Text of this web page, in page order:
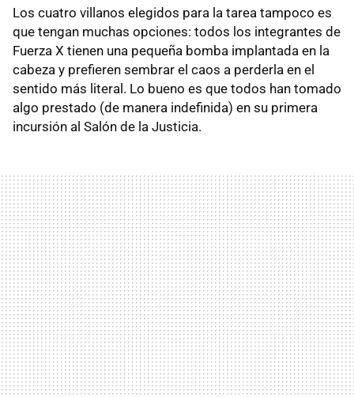
Los cuatro villanos elegidos para la tarea tampoco es
que tengan muchas opciones: todos los integrantes de
Fuerza X tienen una pequeña bomba implantada en la
cabeza y prefieren sembrar el caos a perderla en el
sentido más literal. Lo bueno es que todos han tomado
algo prestado (de manera indefinida) en su primera
incursión al Salón de la Justicia.